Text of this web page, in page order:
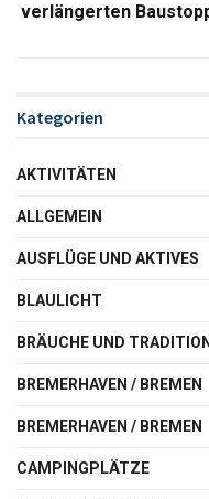
verlängerten
Kategorien
AKTIVITÄTEN
ALLGEMEIN
AUSFLÜGE UND AKTIVES
BLAULICHT
BRÄUCHE UND
BREMERHAVEN / BREMEN
BREMERHAVEN / BREMEN
CAMPINGPLÄTZE